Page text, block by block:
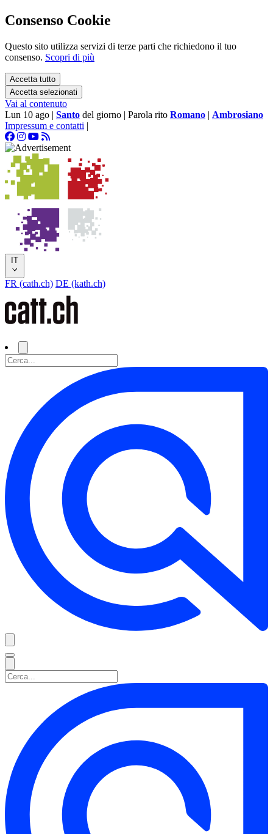
Consenso Cookie
Questo sito utilizza servizi di terze parti che richiedono il tuo
consenso. Scopri di più
Accetta tutto
Accetta selezionati
Vai al contenuto
Lun 10 ago | Santo del giorno | Parola rito Romano | Ambrosiano
Impressum e contatti |
IT
FR (cath.ch) DE (kath.ch)